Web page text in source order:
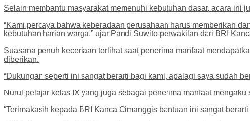
Selain membantu masyarakat memenuhi kebutuhan dasar, acara ini
“Kami percaya bahwa keberadaan perusahaan harus memberikan
kebutuhan harian warga,” ujar Pandi Suwito perwakilan dari BRI
Suasana penuh keceriaan terlihat saat penerima manfaat
diberikan.
“Dukungan seperti ini sangat berarti bagi kami, apalagi saya sudah
Nurul pelajar kelas IX yang juga sebagai penerima manfaat mengaku
“Terimakasih kepada BRI Kanca Cimanggis bantuan ini sangat